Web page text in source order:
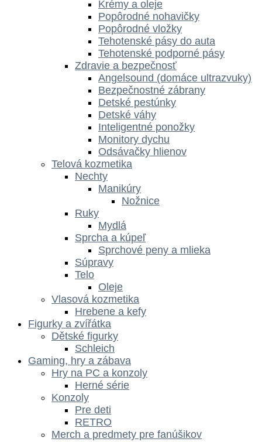
Krémy a oleje
Popôrodné nohavičky
Popôrodné vložky
Tehotenské pásy do auta
Tehotenské podporné pásy
Zdravie a bezpečnosť
Angelsound (domáce ultrazvuky)
Bezpečnostné zábrany
Detské pestúnky
Detské váhy
Inteligentné ponožky
Monitory dychu
Odsávačky hlienov
Telová kozmetika
Nechty
Manikúry
Nožnice
Ruky
Mydlá
Sprcha a kúpeľ
Sprchové peny a mlieka
Súpravy
Telo
Oleje
Vlasová kozmetika
Hrebene a kefy
Figurky a zvířátka
Dětské figurky
Schleich
Gaming, hry a zábava
Hry na PC a konzoly
Herné série
Konzoly
Pre deti
RETRO
Merch a predmety pre fanúšikov